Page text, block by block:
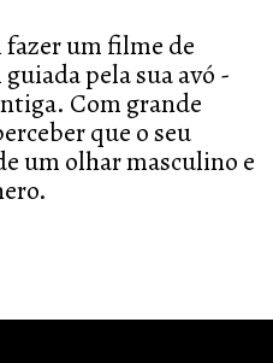
fazer um filme de
pela sua avó -
Com grande
que o seu
um olhar masculino e